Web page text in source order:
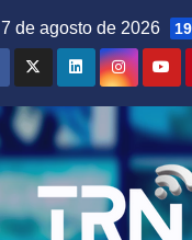
7 de agosto de 2026